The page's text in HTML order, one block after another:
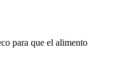
para que el alimento